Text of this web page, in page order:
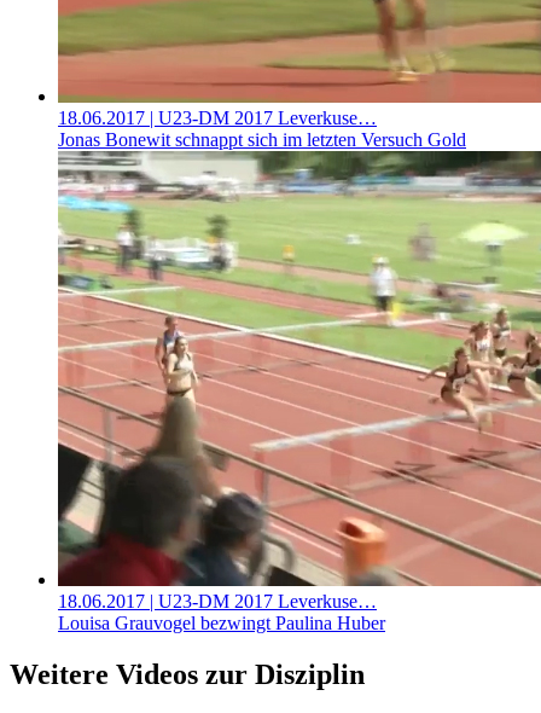
18.06.2017 | U23-DM 2017 Leverkuse…
Jonas Bonewit schnappt sich im letzten Versuch Gold
18.06.2017 | U23-DM 2017 Leverkuse…
Louisa Grauvogel bezwingt Paulina Huber
Weitere Videos zur Disziplin